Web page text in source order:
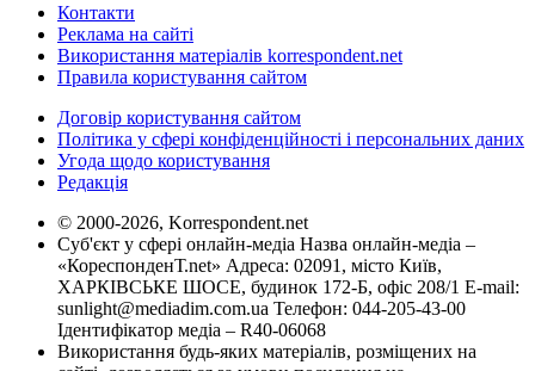
Контакти
Реклама на сайті
Використання матеріалів korrespondent.net
Правила користування сайтом
Договір користування сайтом
Політика у сфері конфіденційності і персональних даних
Угода щодо користування
Редакція
© 2000-2026, Korrespondent.net
Суб'єкт у сфері онлайн-медіа Назва онлайн-медіа –
«КореспонденТ.net» Адреса: 02091, місто Київ,
ХАРКІВСЬКЕ ШОСЕ, будинок 172-Б, офіс 208/1 E-mail:
sunlight@mediadim.com.ua Телефон: 044-205-43-00
Ідентифікатор медіа – R40-06068
Використання будь-яких матеріалів, розміщених на